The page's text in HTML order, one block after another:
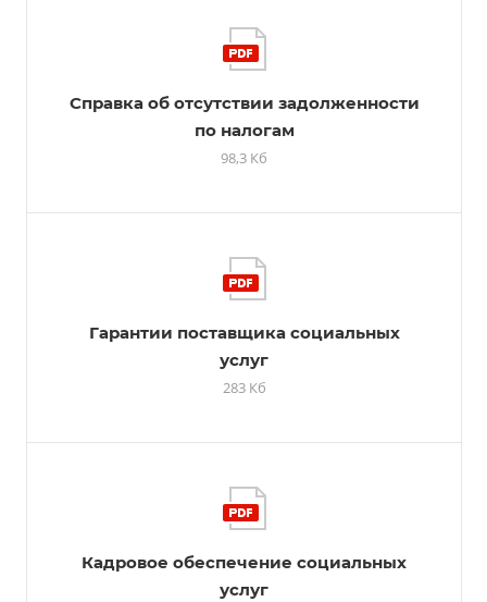
Справка об отсутствии задолженности
по налогам
98,3 Кб
Гарантии поставщика социальных
услуг
283 Кб
Кадровое обеспечение социальных
услуг